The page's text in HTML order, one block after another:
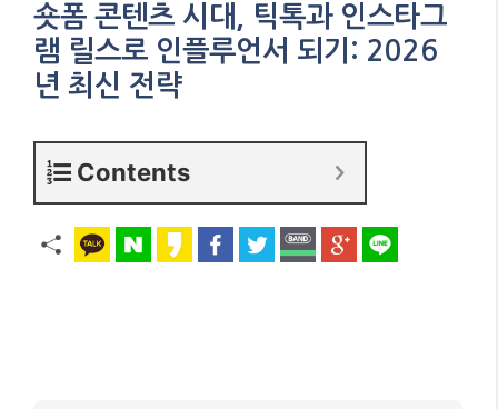
숏폼 콘텐츠 시대, 틱톡과 인스타그
램 릴스로 인플루언서 되기: 2026
년 최신 전략
Contents